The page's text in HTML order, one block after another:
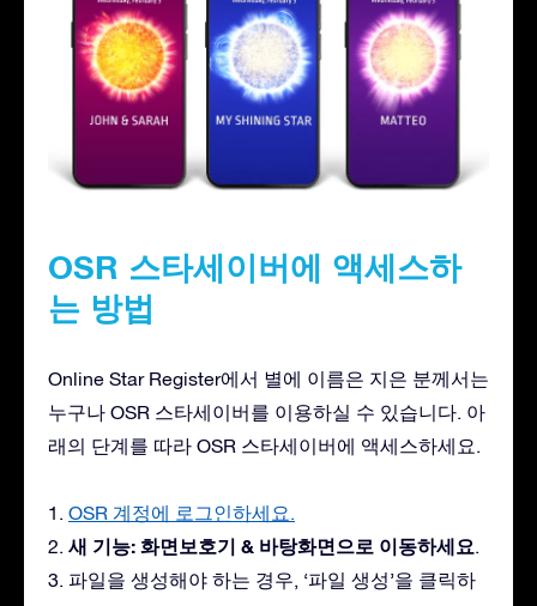
OSR 스타세이버에 액세스하
는 방법
Online Star Register에서 별에 이름은 지은 분께서는
누구나 OSR 스타세이버를 이용하실 수 있습니다. 아
래의 단계를 따라 OSR 스타세이버에 액세스하세요.
1. OSR 계정에 로그인하세요.
2. 새 기능: 화면보호기 & 바탕화면으로 이동하세요
3. 파일을 생성해야 하는 경우, ‘파일 생성’을 클릭하